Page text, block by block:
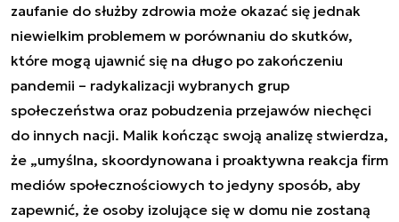
zaufanie do służby zdrowia może okazać się jednak
niewielkim problemem w porównaniu do skutków,
które mogą ujawnić się na długo po zakończeniu
pandemii – radykalizacji wybranych grup
społeczeństwa oraz pobudzenia przejawów niechęci
do innych nacji. Malik kończąc swoją analizę stwierdza,
że „umyślna, skoordynowana i proaktywna reakcja firm
mediów społecznościowych to jedyny sposób, aby
zapewnić, że osoby izolujące się w domu nie zostaną